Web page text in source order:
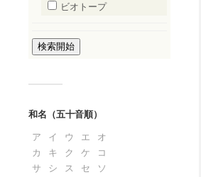
ビオトープ
和名（五十音順）
ア
イ ウ エ
オ
カ
キ ク ケ
コ
サ
シ ス セ
ソ